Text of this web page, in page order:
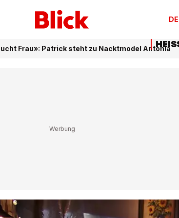
DE
Frau»: Patrick steht zu Nacktmodel Antonia